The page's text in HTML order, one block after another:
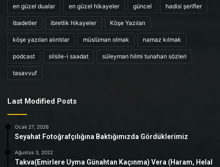
en güzel dualar en güzel hikayeler güncel hadisi şerifler
ibadetler ibretlik hikayeler Köşe Yazıları
köşe yazıları alıntılar müslüman olmak namaz kılmak
podcast silsile-i saadat süleyman hilmi tunahan sözleri
tasavvuf
Last Modified Posts
Ocak 27, 2026
Seyahat Fotoğrafçılığına Baktığımızda Gördüklerimiz
Ağustos 3, 2022
Takva(Emirlere Uyma Günahtan Kaçınma) Vera (Haram, Helal